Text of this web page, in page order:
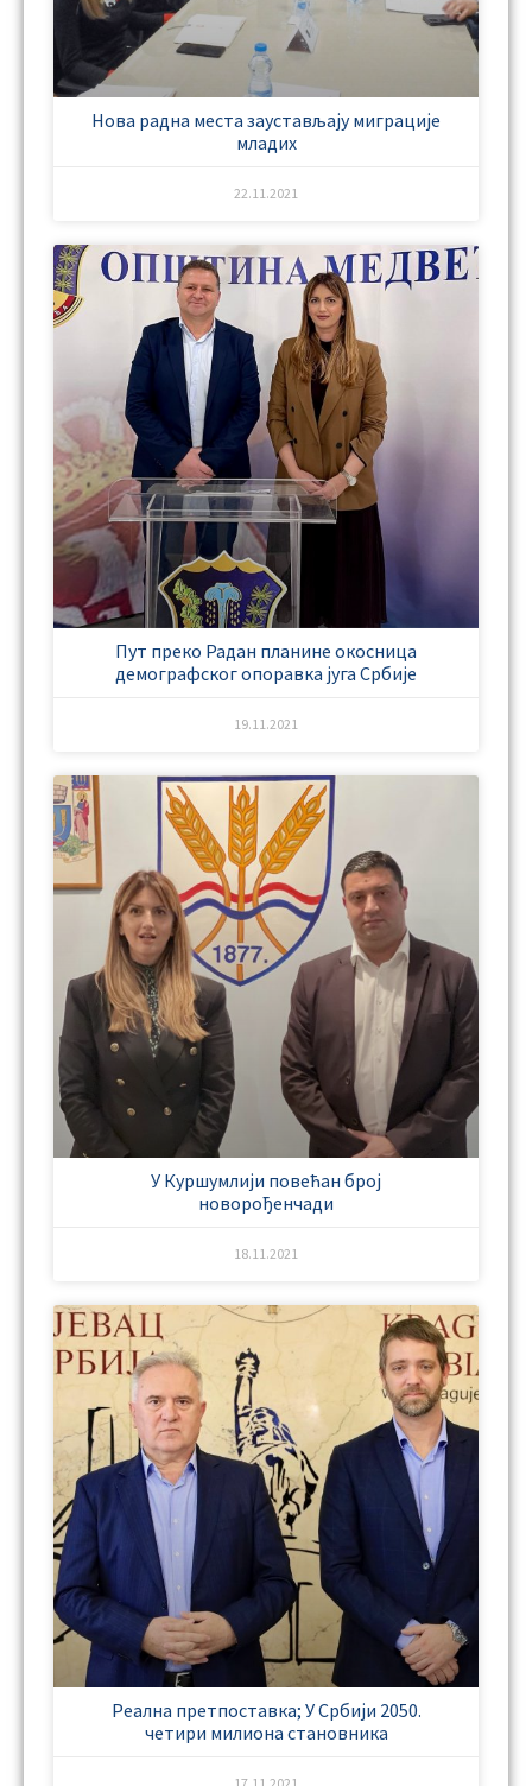
Нова радна места заустављају миграције
младих
22.11.2021
Пут преко Радан планине окосница
демографског опоравка југа Србије
19.11.2021
У Куршумлији повећан број
новорођенчади
18.11.2021
Реална претпоставка; У Србији 2050.
четири милиона становника